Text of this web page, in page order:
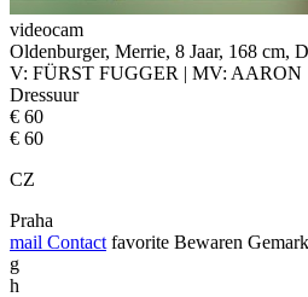
videocam
Oldenburger, Merrie, 8 Jaar, 168 cm,
V: FÜRST FUGGER | MV: AARON
Dressuur
€ 60
€ 60
CZ
Praha
mail Contact favorite Bewaren
g
h